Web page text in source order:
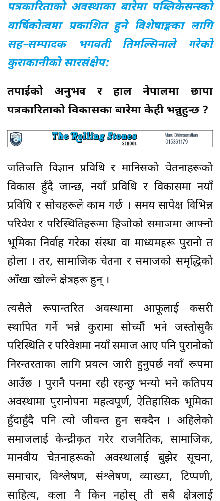
पत्रकारिताको अवस्थाका बारेमा पब्लिकेसन्स्को
वार्षिकोत्वमा प्रकाशित हुने विशेषाङ्कका लागि
सह–सम्पादक भगवती तिमल्सिनाले गरेको
कुराकानीको सारसंक्षेप:
तपाईंको अनुभव र हाल नेपालमा छापा
पत्रकारिताको विकासका बारेमा केही भन्नुहुन्छ ?
जतिजति विज्ञान प्रविधि र मानिसको चेतनाहरूको
विकास हुँदै जान्छ, नयाँ प्रविधि र विकासमा नयाँ
प्रविधि र सोचहरूले काम गर्छ । समय सापेक्ष विभिन्न
परिवेश र परिस्थितिहरूमा हिजोको समाजमा आफ्नो
भूमिका निर्वाह गरेका संस्था वा माध्यमहरू पुरानो त
होला । तर, सामाजिक चेतना र समाजको समृद्धिको
आँखा खोल्ने क्षेत्रहरू हुन् ।
त्यसैले रूपान्तरित अवस्थामा आफूलाई कसरी
स्थापित गर्ने भन्ने कुरामा सोच्यौं भने जस्तोसुकै
परिस्थिति र परिवेशमा नयाँ समाज आए पनि पुरानोको
निरन्तरताका लागि प्रयत्न जारी हुनुपर्छ नयाँ रूपमा
आउँछ । पुरानै पनमा रही रहन्छु भन्यो भने कतिपय
अवस्थामा पुरानोपना महत्वपूर्ण, ऐतिहासिक भूमिका
हुँदाहुँदै पनि त्यो जीवन्त हुन सक्दैन । अहिलेको
समाजलाई केन्द्रीकृत गरेर राजनैतिक, सामाजिक,
मानवीय चेतनाहरूको अवस्थालाई बुझेर सूचना,
समाचार, विश्लेषण, संश्लेषण, व्याख्या, टिप्पणी,
साहित्य, कला नै किन नहोस् ती सबै क्षेत्रलाई